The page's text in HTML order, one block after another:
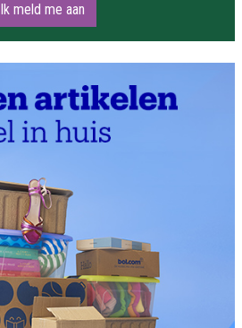
Ik meld me aan